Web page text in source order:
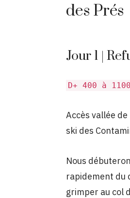
des Prés
Jour 1 |
D+ 400 à
Accès vallée
ski des
Nous
rapidement du
grimper au col